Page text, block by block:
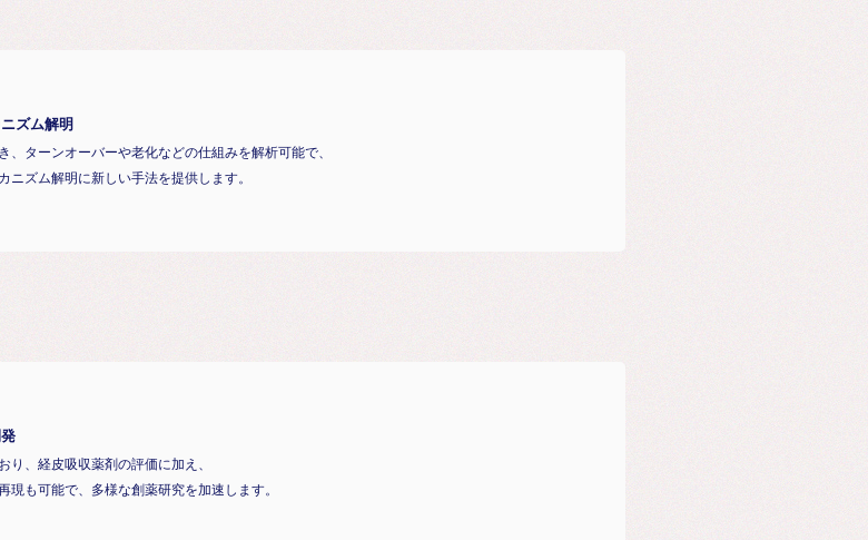
ズム解明
、ターンオーバーや老化などの仕組みを解析可能で、
ニズム解明に新しい手法を提供します。
り、経皮吸収薬剤の評価に加え、
現も可能で、多様な創薬研究を加速します。